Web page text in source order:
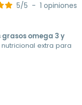
5/5 - 1 opiniones
grasos omega 3 y
extra para